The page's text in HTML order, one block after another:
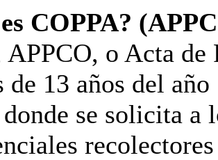
COPPA?
APPCO, o Acta
de 13 años del
se solicita a